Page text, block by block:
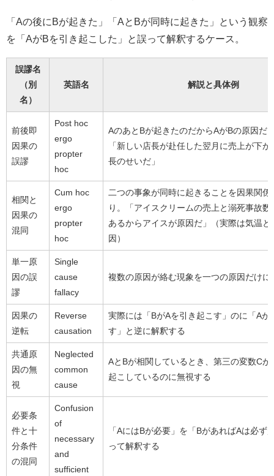
「Aの後にBが起きた」「AとBが同時に起きた」という観察
を「AがBを引き起こした」と誤って解釈するケース。
誤謬名
（別
名）
英語名 解説と具体例
前後即
因果の
誤謬
Post hoc
ergo
propter
hoc
AのあとBが起きたのだからAがBの原因だ
「新しい店長が赴任した翌月に売上が下が
長のせいだ」
相関と
因果の
混同
Cum hoc
ergo
propter
hoc
二つの事象が同時に起きることを因果関係
り。「アイスクリームの売上と溺死事故数
あるからアイスが原因だ」（実際は気温と
因）
単一原
因の誤
謬
Single
cause
fallacy
複数の原因が絡む現象を一つの原因だけに
因果の
逆転
Reverse
causation
実際には「BがAを引き起こす」のに「Aが
す」と逆に解釈する
共通原
因の無
視
Neglected
common
cause
AとBが相関しているとき、第三の変数Cが
起こしているのに無視する
必要条
件と十
分条件
の混同
Confusion
of
necessary
and
sufficient
「AにはBが必要」を「BがあればAは必ず
って解釈する